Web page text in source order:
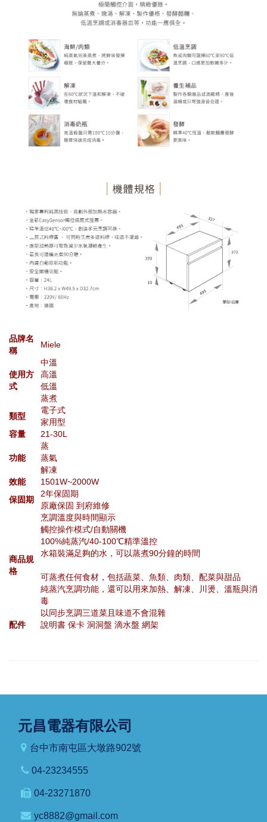
品牌名
稱
Miele
使用方
式
中溫
高溫
低溫
蒸煮
類型
電子式
家用型
容量
21-30L
功能
蒸
蒸氣
解凍
效能
1501W~2000W
保固期
2年保固期
原廠保固 到府維修
商品規
格
烹調溫度與時間顯示
觸控操作模式/自動關機
100%純蒸汽/40-100℃精準溫控
水箱裝滿足夠的水，可以蒸煮90分鐘的時間
可蒸煮任何食材，包括蔬菜、魚類、肉類、配菜與甜品
純蒸汽烹調功能，還可以用來加熱、解凍、川燙、溫瓶與消
毒
以同步烹調三道菜且味道不會混雜
配件
說明書 保卡 洞洞盤 滴水盤 網架
元昌電器有限公司
台中市南屯區大墩路902號
04-23234555
04-23271870
yc8882@gmail.com